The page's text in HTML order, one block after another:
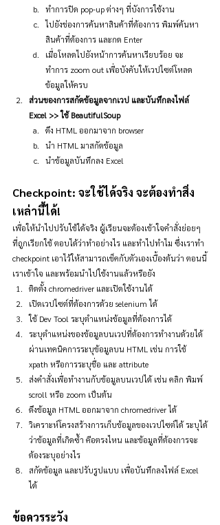
ทำการปิด pop-up ต่างๆ ที่บังการใช้งาน
ไปยังช่องการค้นหาสินค้าที่ต้องการ พิมพ์ค้นหา
สินค้าที่ต้องการ และกด Enter
เมื่อโหลดไปยังหน้าการค้นหาเรียบร้อย จะ
ทำการ zoom out เพื่อบังคับให้เวปไซต์โหลด
ข้อมูลให้ครบ
ส่วนของการสกัดข้อมูลจากเวป และบันทึกลงไฟล์
Excel >> ใช้ BeautifulSoup
ดึง HTML ออกมาจาก browser
นำ HTML มาสกัดข้อมูล
นำข้อมูลบันทึกลง Excel
Checkpoint: จะใช้ได้จริง จะต้องทำสิ่ง
เหล่านี้ได้!
เพื่อให้นำไปปรับใช้ได้จริง ผู้เรียนจะต้องเข้าใจคำสั่งย่อยๆ
ที่ถูกเรียกใช้ ตอบได้ว่าทำอย่างไร และทำไปทำไม ซึ่งเราทำ
checkpoint เอาไว้ให้สามารถเช็คกับตัวเองเบื้องต้นว่า ตอนนี้
เราเข้าใจ และพร้อมนำไปใช้งานแล้วหรือยัง
ติดตั้ง chromedriver และเปิดใช้งานได้
เปิดเวปไซต์ที่ต้องการด้วย selenium ได้
ใช้ Dev Tool ระบุตำแหน่งข้อมูลที่ต้องการได้
ระบุตำแหน่งของข้อมูลบนเวปที่ต้องการทำงานด้วยได้
ผ่านเทคนิคการระบุข้อมูลบน HTML เช่น การใช้
xpath หรือการระบุชื่อ และ attribute
ส่งคำสั่งเพื่อทำงานกับข้อมูลบนเวปได้ เช่น คลิก พิมพ์
scroll หรือ zoom เป็นต้น
ดึงข้อมูล HTML ออกมาจาก chromedriver ได้
วิเคราะห์โครงสร้างการเก็บข้อมูลของเวปไซต์ได้ ระบุได้
ว่าข้อมูลที่เกิดซ้ำ คือตรงไหน และข้อมูลที่ต้องการจะ
ต้องระบุอย่างไร
สกัดข้อมูล และปรับรูปแบบ เพื่อบันทึกลงไฟล์ Excel
ได้
ข้อควรระวัง